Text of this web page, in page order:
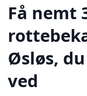
Få nemt
Øsløs,
ved